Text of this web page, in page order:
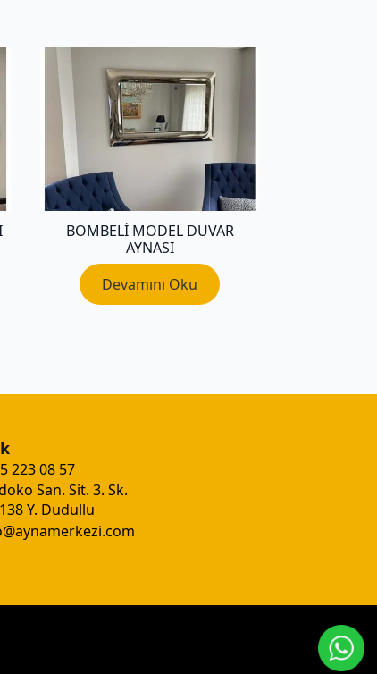
BOMBELI MODEL DUVAR
AYNASI
Devamını Oku
223 08 57
San. Sit. 3. Sk.
Y. Dudullu